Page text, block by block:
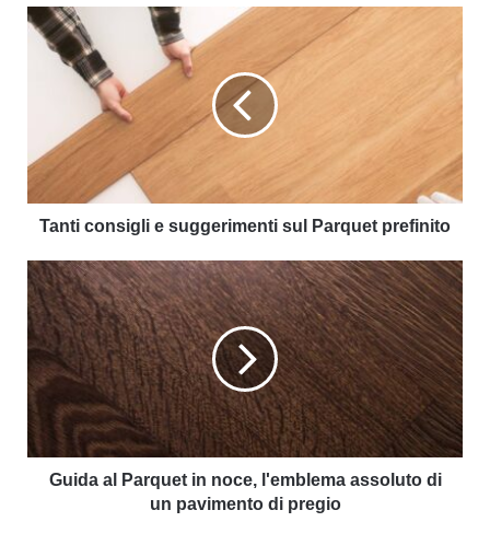
Tanti consigli e suggerimenti sul Parquet prefinito
Guida al Parquet in noce, l'emblema assoluto di
un pavimento di pregio